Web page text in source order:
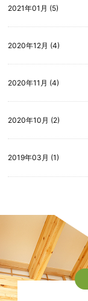
2021年01月 (5)
2020年12月 (4)
2020年11月 (4)
2020年10月 (2)
2019年03月 (1)